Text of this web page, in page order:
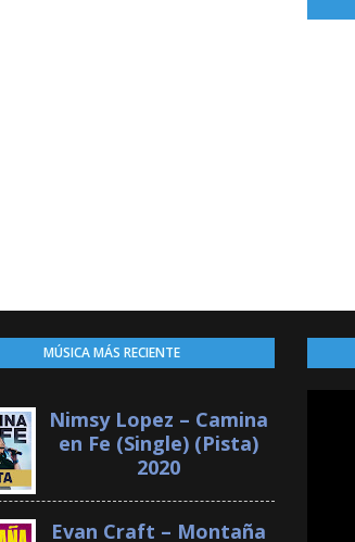
MÚSICA MÁS RECIENTE
Nimsy Lopez – Camina
en Fe (Single) (Pista)
2020
Evan Craft – Montaña